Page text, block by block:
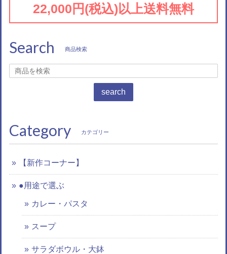
22,000円(税込)以上送料無料
Search 商品検索
search
Category カテゴリー
【新作コーナー】
●用途で選ぶ
カレー・パスタ
スープ
サラダボウル・大鉢